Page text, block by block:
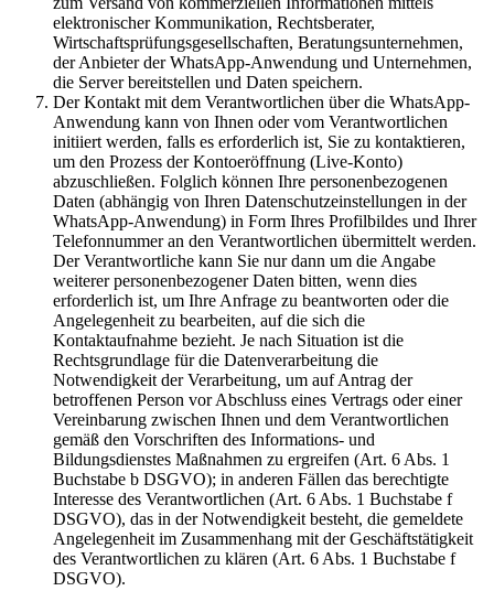
elektronischer Kommunikation, Rechtsberater,
Wirtschaftsprüfungsgesellschaften, Beratungsunternehmen,
der Anbieter der WhatsApp-Anwendung und Unternehmen,
die Server bereitstellen und Daten speichern.
Der Kontakt mit dem Verantwortlichen über die WhatsApp-
Anwendung kann von Ihnen oder vom Verantwortlichen
initiiert werden, falls es erforderlich ist, Sie zu kontaktieren,
um den Prozess der Kontoeröffnung (Live-Konto)
abzuschließen. Folglich können Ihre personenbezogenen
Daten (abhängig von Ihren Datenschutzeinstellungen in der
WhatsApp-Anwendung) in Form Ihres Profilbildes und Ihrer
Telefonnummer an den Verantwortlichen übermittelt werden.
Der Verantwortliche kann Sie nur dann um die Angabe
weiterer personenbezogener Daten bitten, wenn dies
erforderlich ist, um Ihre Anfrage zu beantworten oder die
Angelegenheit zu bearbeiten, auf die sich die
Kontaktaufnahme bezieht. Je nach Situation ist die
Rechtsgrundlage für die Datenverarbeitung die
Notwendigkeit der Verarbeitung, um auf Antrag der
betroffenen Person vor Abschluss eines Vertrags oder einer
Vereinbarung zwischen Ihnen und dem Verantwortlichen
gemäß den Vorschriften des Informations- und
Bildungsdienstes Maßnahmen zu ergreifen (Art. 6 Abs. 1
Buchstabe b DSGVO); in anderen Fällen das berechtigte
Interesse des Verantwortlichen (Art. 6 Abs. 1 Buchstabe f
DSGVO), das in der Notwendigkeit besteht, die gemeldete
Angelegenheit im Zusammenhang mit der Geschäftstätigkeit
des Verantwortlichen zu klären (Art. 6 Abs. 1 Buchstabe f
DSGVO).